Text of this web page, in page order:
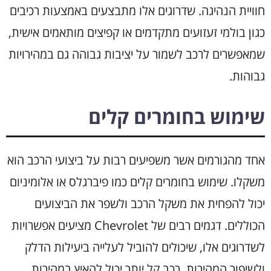
חוויית הנהיגה. שדרוגים אלו מתבצעים באמצעות רכיבים
כגון בולמי זעזועים מתקדמים או קפיצים מותאמים אישית,
שמאפשרים לרכב לשמור על יציבות גבוהה גם במהירויות
גבוהות.
שימוש בחומרים קלים
אחד מהגורמים אשר משפיעים רבות על ביצועי הרכב הוא
משקלו. שימוש בחומרים קלים כמו פיברגלס או אלומיניום
יכול להפחית את משקל הרכב ולשפר את הביצועים
הכוללים. דגמים רבים של Chevrolet מציעים אפשרויות
לשדרוגים אלו, שיכולים להוביל לעלייה ביעילות הדלק